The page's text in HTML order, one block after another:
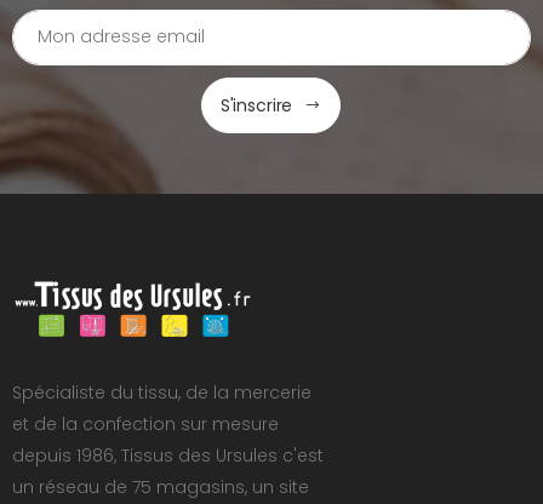
S'inscrire
Spécialiste du tissu, de la mercerie
et de la confection sur mesure
depuis 1986, Tissus des Ursules c'est
un réseau de 75 magasins, un site